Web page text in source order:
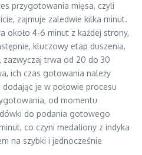
przygotowania mięsa, czyli
zajmuje zaledwie kilka minut.
około 4-6 minut z każdej strony,
kluczowy etap duszenia,
trwa od 20 do 30
ich czas gotowania należy
je w połowie procesu
od momentu
do podania gotowego
co czyni medaliony z indyka
na szybki i jednocześnie